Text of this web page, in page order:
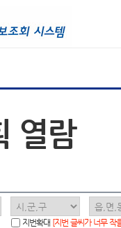
열람
지번확대 [지번 글씨가 너무 작